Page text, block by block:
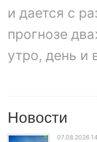
и дается с
прогнозе
утро, день и
Новости
07.08.2026